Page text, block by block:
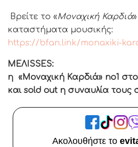
Βρείτε το «Μοναχική Καρδιά
καταστήματα μουσικής:
https://bfan.link/monaxiki-
ΜΕΛΙSSES:
η «Μοναχική Καρδιά» no1
και sold out η συναυλία τους
Ακολουθήστε το